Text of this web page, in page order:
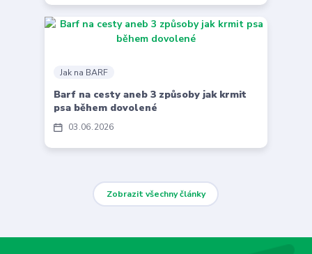
03 06 2026
Jak na BARF
Barf na cesty aneb 3 způsoby jak krmit
psa během dovolené
Zobrazit všechny články